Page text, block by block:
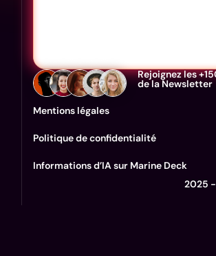
Rejoignez les
de la Newsletter
Mentions légales
Politique de confidentialité
Informations d’IA sur Marine Deck
2025